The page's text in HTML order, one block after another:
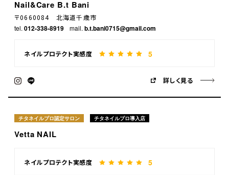
Nail&Care B.t Bani
〒0660084 北海道千歳市
tel. 012-338-8919 mail. b.t.bani0715@gmail.com
ネイルプロテクト実感度 5
詳しく見る
チタネイルプロ認定サロン チタネイルプロ導入店
Vetta NAIL
ネイルプロテクト実感度 5